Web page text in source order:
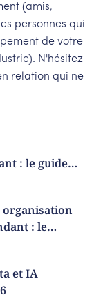
(amis,
personnes qui
de votre
N'hésitez
relation qui ne
: le guide
: le
et IA